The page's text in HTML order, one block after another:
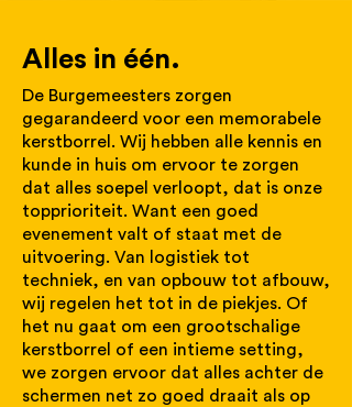
Alles in één.
De Burgemeesters zorgen
gegarandeerd voor een memorabele
kerstborrel. Wij hebben alle kennis en
kunde in huis om ervoor te zorgen
dat alles soepel verloopt, dat is onze
topprioriteit. Want een goed
evenement valt of staat met de
uitvoering. Van logistiek tot
techniek, en van opbouw tot afbouw,
wij regelen het tot in de piekjes. Of
het nu gaat om een grootschalige
kerstborrel of een intieme setting,
we zorgen ervoor dat alles achter de
schermen net zo goed draait als op